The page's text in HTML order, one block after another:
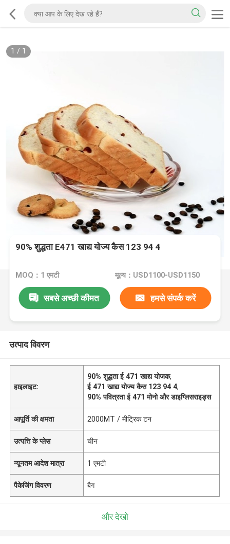
1 / 1
90% शुद्धता E471 खाद्य योज्य कैस 123 94 4
MOQ：1 एमटी मूल्य：USD1100-USD1150
सबसे अच्छी कीमत हमसे संपर्क करें
उत्पाद विवरण
हाइलाइट:
90% शुद्धता ई 471 खाद्य योजक,
ई 471 खाद्य योज्य कैस 123 94 4,
90% पवित्रता ई 471 मोनो और डाइग्लिसराइड्स
आपूर्ति की क्षमता 2000MT / मीट्रिक टन
उत्पत्ति के प्लेस चीन
न्यूनतम आदेश मात्रा 1 एमटी
पैकेजिंग विवरण बैग
और देखो